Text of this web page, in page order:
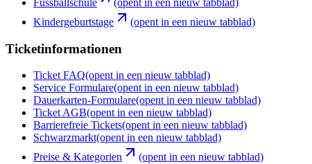
Fussballschule
(opent in een nieuw tabblad)
Kindergeburtstage
(opent in een nieuw tabblad)
Ticketinformationen
Ticket FAQ(opent in een nieuw tabblad)
Service Formulare(opent in een nieuw tabblad)
Dauerkarten-Formulare(opent in een nieuw tabblad)
Ticket AGB(opent in een nieuw tabblad)
Barrierefreie Tickets(opent in een nieuw tabblad)
Schwarzmarkt(opent in een nieuw tabblad)
Preise & Kategorien
(opent in een nieuw tabblad)